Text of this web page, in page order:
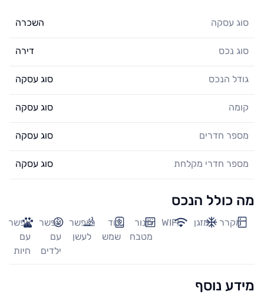
סוג עסקה השכרה
סוג נכס דירה
גודל הנכס סוג עסקה
קומה סוג עסקה
מספר חדרים סוג עסקה
מספר חדרי מקלחת סוג עסקה
מה כולל הנכס
מקרר מזגן WIFI
תנור
מטבח
דוד
שמש
אפשר
לעשן
אפשר
עם
ילדים
אפשר
עם
חיות
מידע נוסף